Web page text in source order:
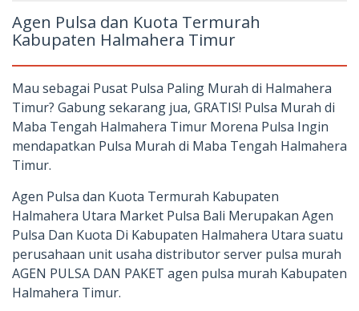
Agen Pulsa dan Kuota Termurah
Kabupaten Halmahera Timur
Mau sebagai Pusat Pulsa Paling Murah di Halmahera
Timur? Gabung sekarang jua, GRATIS! Pulsa Murah di
Maba Tengah Halmahera Timur Morena Pulsa Ingin
mendapatkan Pulsa Murah di Maba Tengah Halmahera
Timur.
Agen Pulsa dan Kuota Termurah Kabupaten
Halmahera Utara Market Pulsa Bali Merupakan Agen
Pulsa Dan Kuota Di Kabupaten Halmahera Utara suatu
perusahaan unit usaha distributor server pulsa murah
AGEN PULSA DAN PAKET agen pulsa murah Kabupaten
Halmahera Timur.